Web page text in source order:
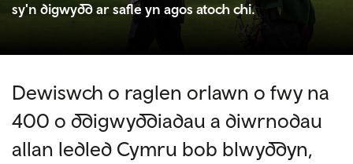
sy'n digwydd ar safle yn agos atoch chi.
Dewiswch o raglen orlawn o fwy na
400 o ddigwyddiadau a diwrnodau
allan ledled Cymru bob blwyddyn,